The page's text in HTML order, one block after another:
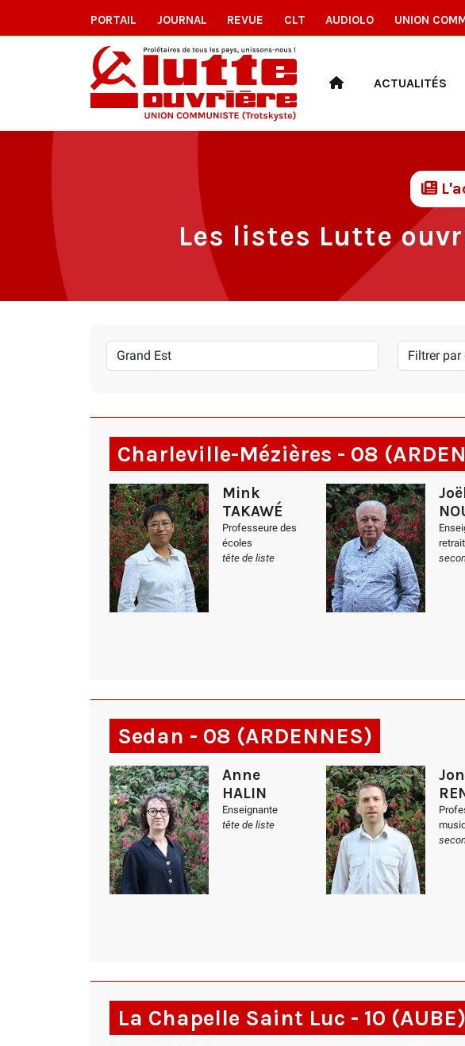
PORTAIL JOURNAL REVUE CLT AUDIOLO UNION
ACTUALITÉS
Les listes Lutte
Charleville-Mézières - 08
Mink
TAKAWÉ
Professeure des
écoles
tête de liste
Sedan - 08 (ARDENNES)
Anne
HALIN
Enseignante
tête de liste
La Chapelle Saint Luc - 10 (AUBE)